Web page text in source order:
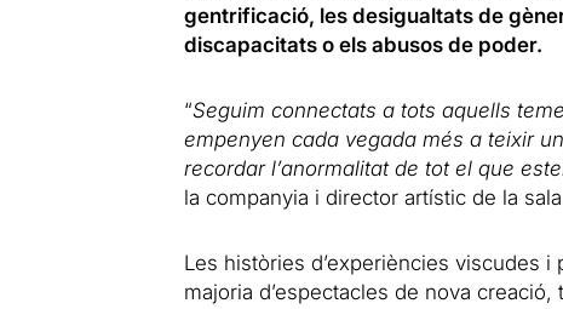
gentrificació, les desigualtats de
discapacitats o els abusos de poder.
“Seguim connectats a tots aquells
empenyen cada vegada més a teixir
recordar l’anormalitat de tot el que
la companyia i director artístic de la
Les històries d’experiències viscudes
majoria d’espectacles de nova